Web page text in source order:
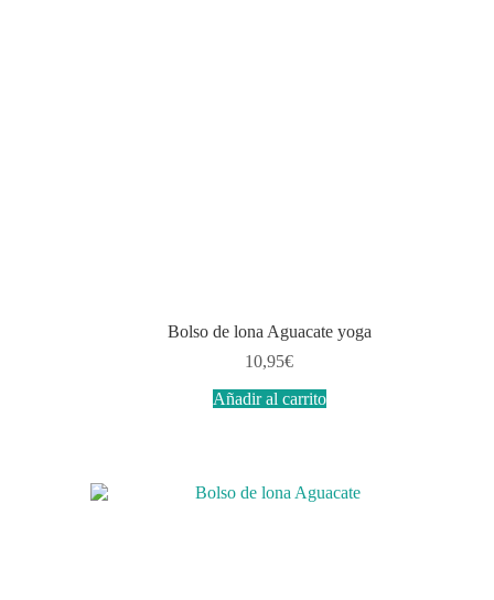
Bolso de lona Aguacate yoga
10,95€
Añadir al carrito